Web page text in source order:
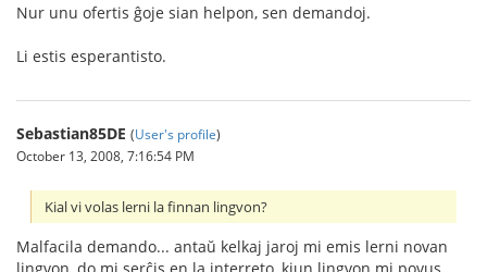
Nur unu ofertis ĝoje sian helpon, sen demandoj.
Li estis esperantisto.
Sebastian85DE (User's profile)
October 13, 2008, 7:16:54 PM
Kial vi volas lerni la finnan lingvon?
Malfacila demando... antaŭ kelkaj jaroj mi emis lerni novan